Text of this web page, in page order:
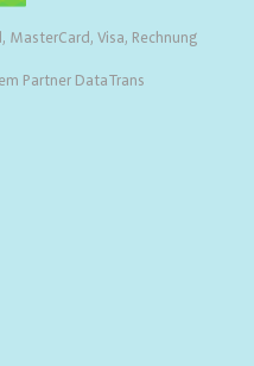
MasterCard, Visa, Rechnung
Partner DataTrans